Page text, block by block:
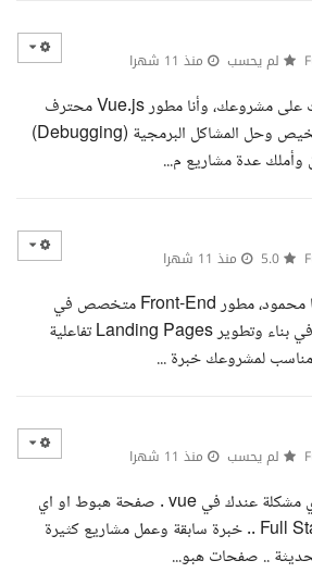
لم يحسب منذ 11 شهرا
أهلا بك أستاذ علي، اطلعت على مشروعك، وأنا مطور Vue.js محترف
ولدي خبرة ممتازة في تشخيص وحل المشاكل البرمجية (Debugging)
عدة مشاريع م...
منذ 11 شهرا
السلام عليكم، أخي علي أنا محمود، مطور Front-End متخصص في
Vue.js ولدي خبرة قوية في بناء وتطوير Landing Pages تفاعلية
مناسب لمشروعك خبرة ...
لم يحسب منذ 11 شهرا
تفضل اخووي جاهز لحل اي مشكلة عندك في vue . صفحة هبوط او اي
مشروع Full Stack Developer .. خبرة سابقة وعمل مشاريع كثيرة
.. صفحات هبو...